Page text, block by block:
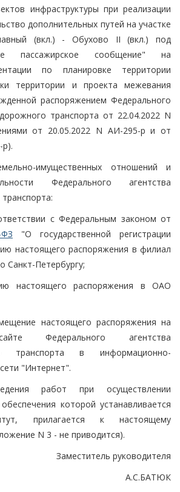
инфраструктуры при реализации
дополнительных путей на участке
(вкл.) - Обухово II (вкл.) под
пассажирское сообщение" на
по планировке территории
территории и проекта межевания
распоряжением Федерального
транспорта от 22.04.2022 N
от 20.05.2022 N АИ-295-р и от
р).
имущественных отношений и
Федерального агентства
с Федеральным законом от
ФЗ "О государственной регистрации
настоящего распоряжения в филиал
Санкт-Петербургу;
настоящего распоряжения в ОАО
настоящего распоряжения на
Федерального агентства
транспорта в информационно-
"Интернет".
работ при осуществлении
которой устанавливается
прилагается к настоящему
N 3 - не приводится).
Заместитель руководителя
А.С.БАТЮК